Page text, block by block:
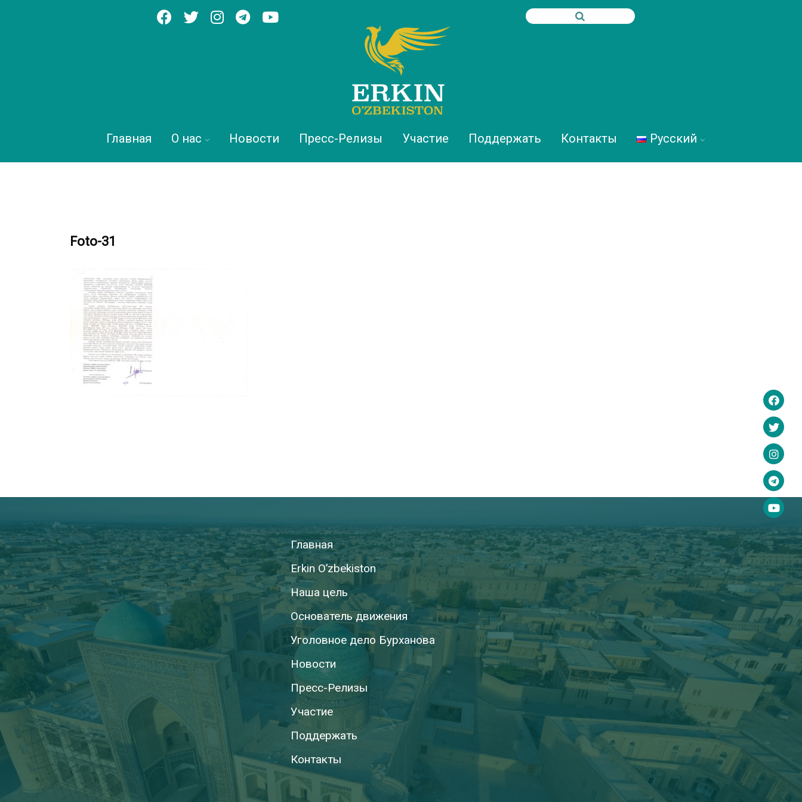
Главная О нас Новости Пресс-Релизы Участие Поддержать Контакты Русский
Foto-31
Главная
Erkin O’zbekiston
Наша цель
Основатель движения
Уголовное дело Бурханова
Новости
Пресс-Релизы
Участие
Поддержать
Контакты